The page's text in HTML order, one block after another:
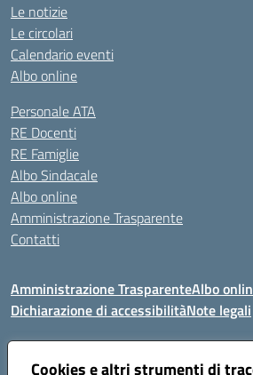
Cookies e altri strumenti di
Le notizie
Le circolari
Calendario eventi
Albo online
Personale ATA
RE Docenti
RE Famiglie
Albo Sindacale
Albo online
Amministrazione Trasparente
Contatti
Amministrazione TrasparenteAlbo
Dichiarazione di accessibilitàNote legali